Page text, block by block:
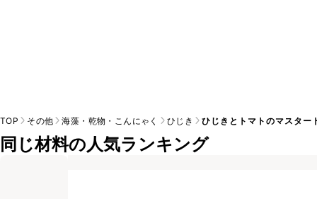
TOP その他 海藻・乾物・こんにゃく ひじき ひじきとトマトのマスター
同じ材料の人気ランキング